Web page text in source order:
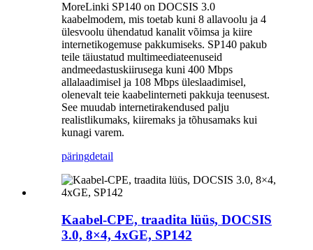
MoreLinki SP140 on DOCSIS 3.0
kaabelmodem, mis toetab kuni 8 allavoolu ja 4
ülesvoolu ühendatud kanalit võimsa ja kiire
internetikogemuse pakkumiseks. SP140 pakub
teile täiustatud multimeediateenuseid
andmeedastuskiirusega kuni 400 Mbps
allalaadimisel ja 108 Mbps üleslaadimisel,
olenevalt teie kaabelinterneti pakkuja teenusest.
See muudab internetirakendused palju
realistlikumaks, kiiremaks ja tõhusamaks kui
kunagi varem.
päringdetail
Kaabel-CPE, traadita lüüs, DOCSIS
3.0, 8×4, 4xGE, SP142